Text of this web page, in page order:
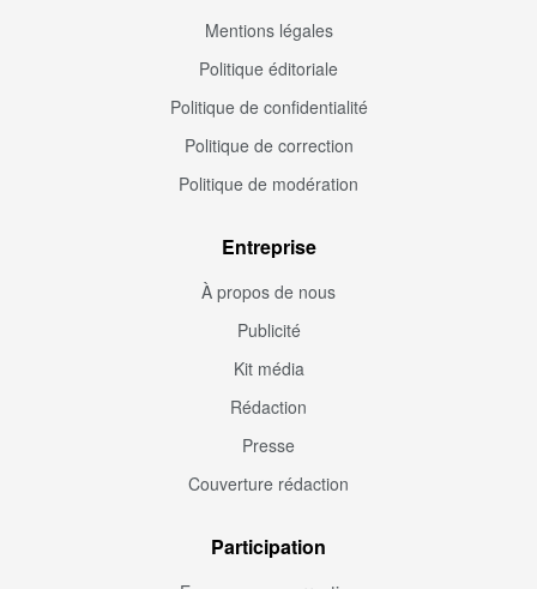
Mentions légales
Politique éditoriale
Politique de confidentialité
Politique de correction
Politique de modération
Entreprise
À propos de nous
Publicité
Kit média
Rédaction
Presse
Couverture rédaction
Participation